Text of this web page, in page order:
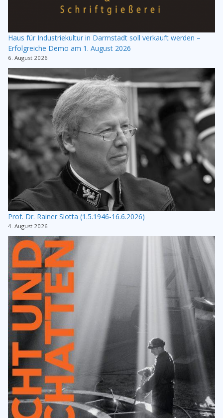
Haus für Industriekultur in Darmstadt soll verkauft werden –
Erfolgreiche Demo am 1. August 2026
6. August 2026
Prof. Dr. Rainer Slotta (1.5.1946-16.6.2026)
4. August 2026